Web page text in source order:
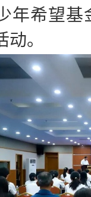
年希望
。